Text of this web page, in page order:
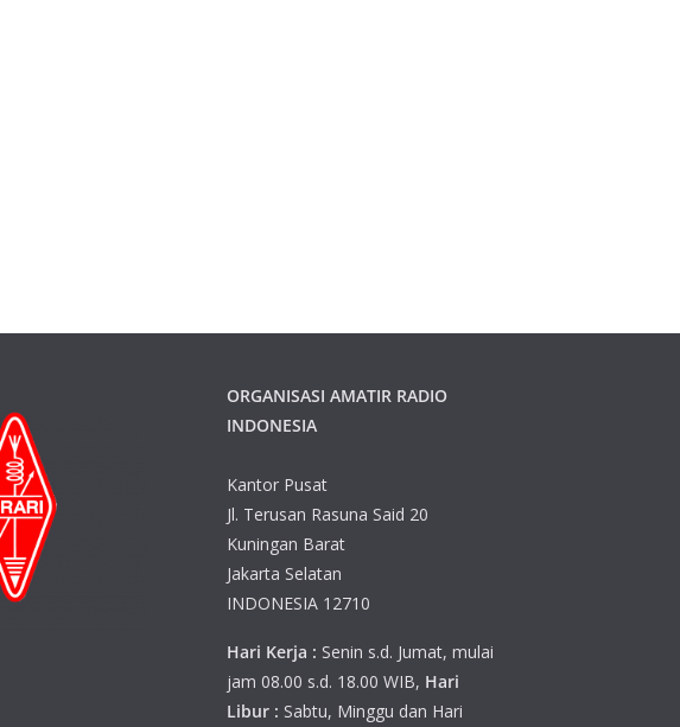
ORGANISASI AMATIR RADIO
INDONESIA
Kantor Pusat
Jl. Terusan Rasuna Said 20
Kuningan Barat
Jakarta Selatan
INDONESIA 12710
Hari Kerja : Senin s.d. Jumat, mulai
jam 08.00 s.d. 18.00 WIB, Hari
Libur : Sabtu, Minggu dan Hari